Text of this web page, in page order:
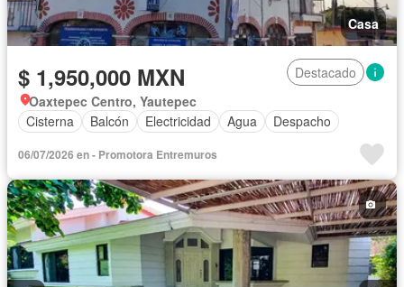
Casa
$ 1,950,000 MXN
Destacado
Oaxtepec Centro, Yautepec
Cisterna
Balcón Electricidad Agua Despacho
06/07/2026 en - Promotora Entremuros